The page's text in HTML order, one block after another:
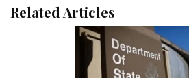
Related Articles